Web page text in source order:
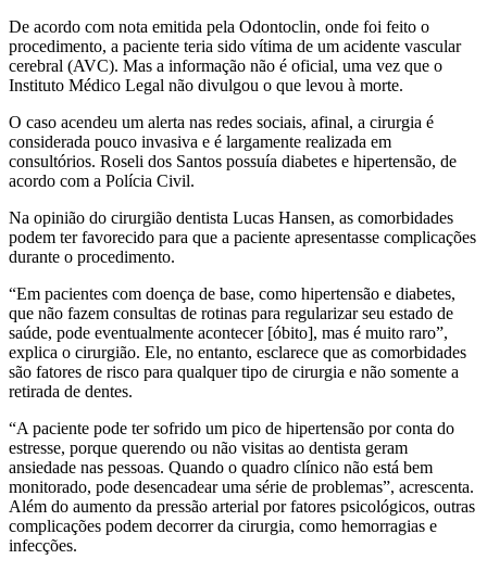
De acordo com nota emitida pela Odontoclin, onde foi feito o
procedimento, a paciente teria sido vítima de um acidente vascular
cerebral (AVC). Mas a informação não é oficial, uma vez que o
Instituto Médico Legal não divulgou o que levou à morte.
O caso acendeu um alerta nas redes sociais, afinal, a cirurgia é
considerada pouco invasiva e é largamente realizada em
consultórios. Roseli dos Santos possuía diabetes e hipertensão, de
acordo com a Polícia Civil.
Na opinião do cirurgião dentista Lucas Hansen, as comorbidades
podem ter favorecido para que a paciente apresentasse complicações
durante o procedimento.
“Em pacientes com doença de base, como hipertensão e diabetes,
que não fazem consultas de rotinas para regularizar seu estado de
saúde, pode eventualmente acontecer [óbito], mas é muito raro”,
explica o cirurgião. Ele, no entanto, esclarece que as comorbidades
são fatores de risco para qualquer tipo de cirurgia e não somente a
retirada de dentes.
“A paciente pode ter sofrido um pico de hipertensão por conta do
estresse, porque querendo ou não visitas ao dentista geram
ansiedade nas pessoas. Quando o quadro clínico não está bem
monitorado, pode desencadear uma série de problemas”, acrescenta.
Além do aumento da pressão arterial por fatores psicológicos, outras
complicações podem decorrer da cirurgia, como hemorragias e
infecções.